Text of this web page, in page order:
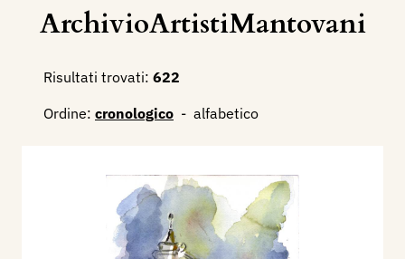
ArchivioArtistiMantovani
Risultati trovati: 622
Ordine: cronologico - alfabetico